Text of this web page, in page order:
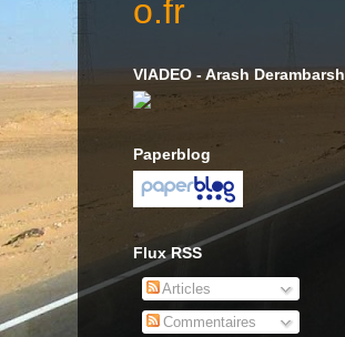
VIADEO - Arash Derambarsh
Paperblog
Flux RSS
Articles
Commentaires